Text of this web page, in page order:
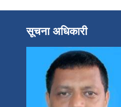
सूचना अधिकारी